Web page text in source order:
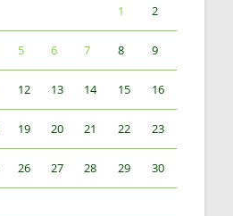
1 2
5 6 7 8 9
12 13 14 15 16
19 20 21 22 23
26 27 28 29 30